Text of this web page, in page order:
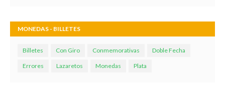
MONEDAS - BILLETES
Billetes Con Giro Conmemorativas Doble Fecha
Errores Lazaretos Monedas Plata